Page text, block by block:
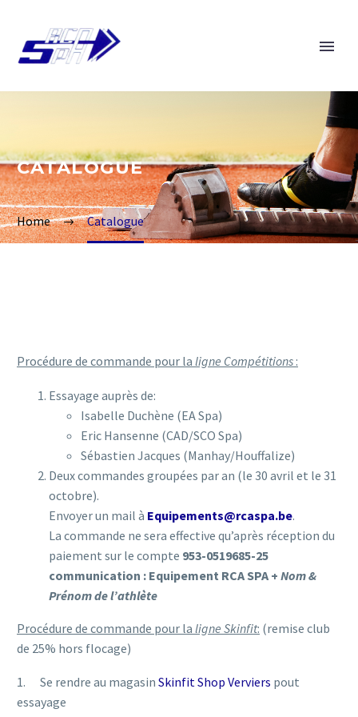
CATALOGUE
Home Catalogue
Procédure de commande pour la ligne Compétitions :
Essayage auprès de:
Isabelle Duchène (EA Spa)
Eric Hansenne (CAD/SCO Spa)
Sébastien Jacques (Manhay/Houffalize)
Deux commandes groupées par an (le 30 avril et le 31
octobre).
Envoyer un mail à Equipements@rcaspa.be.
La commande ne sera effective qu’après réception du
paiement sur le compte 953-0519685-25
communication : Equipement RCA SPA + Nom &
Prénom de l’athlète
Procédure de commande pour la ligne Skinfit: (remise club
de 25% hors flocage)
1. Se rendre au magasin Skinfit Shop Verviers pout
essayage